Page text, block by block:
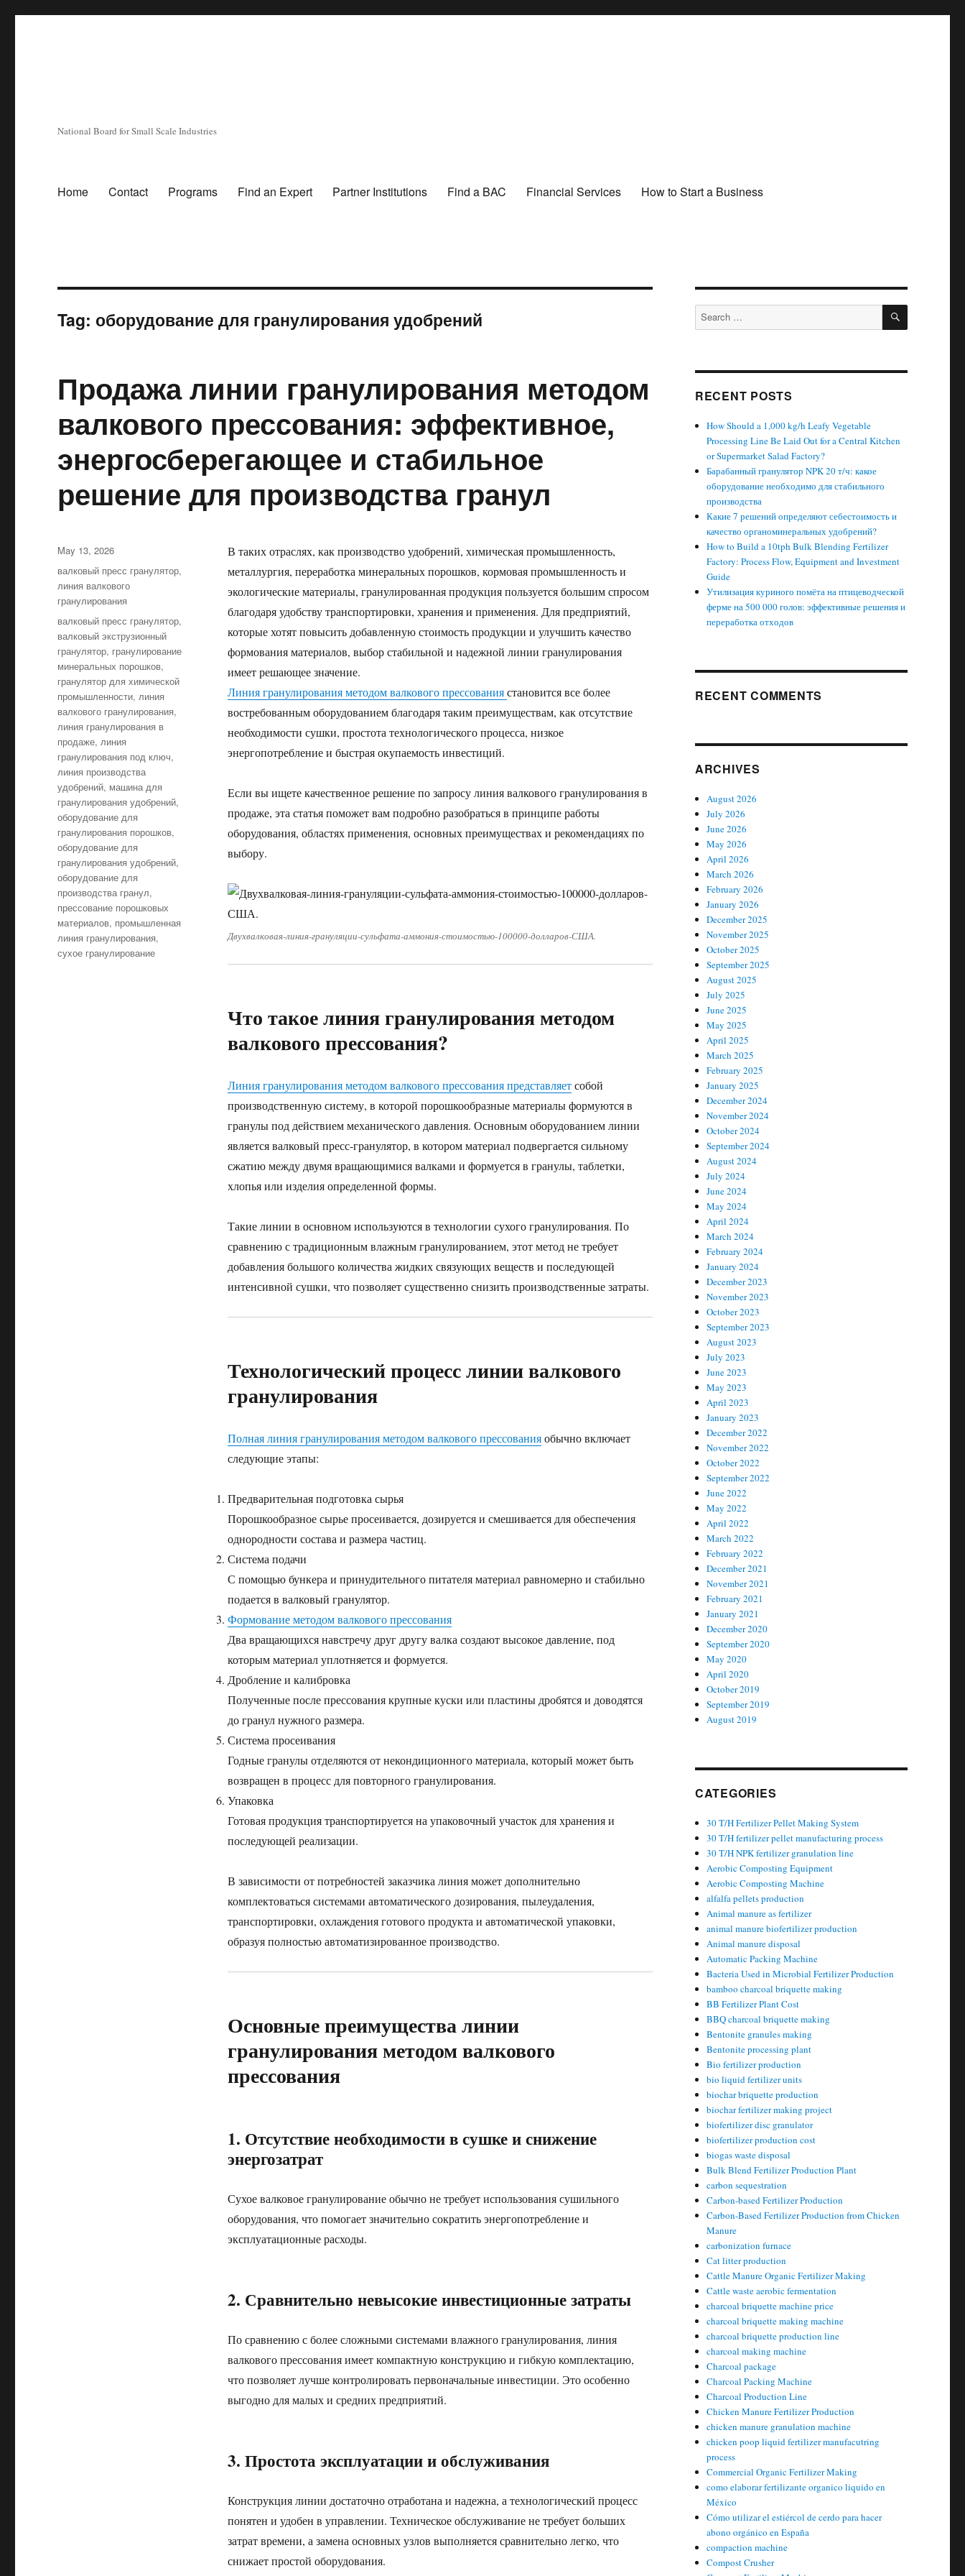
National Board for Small Scale Industries
Home Contact Programs Find an Expert Partner Institutions Find a BAC Financial Services How to Start a Business
Tag: оборудование для гранулирования удобрений
Продажа линии гранулирования методом
валкового прессования: эффективное,
энергосберегающее и стабильное
решение для производства гранул
В таких отраслях, как производство удобрений, химическая промышленность,
металлургия, переработка минеральных порошков, кормовая промышленность и
экологические материалы, гранулированная продукция пользуется большим спросом
благодаря удобству транспортировки, хранения и применения. Для предприятий,
которые хотят повысить добавленную стоимость продукции и улучшить качество
формования материалов, выбор стабильной и надежной линии гранулирования
имеет решающее значение.
Линия гранулирования методом валкового прессованиястановится все более
востребованным оборудованием благодаря таким преимуществам, как отсутствие
необходимости сушки, простота технологического процесса, низкое
энергопотребление и быстрая окупаемость инвестиций.
Если вы ищете качественное решение по запросу линия валкового гранулирования в
продаже, эта статья поможет вам подробно разобраться в принципе работы
оборудования, областях применения, основных преимуществах и рекомендациях по
выбору.
Двухвалковая-линия-грануляции-сульфата-аммония-стоимостью-100000-долларов-США.
Что такое линия гранулирования методом
валкового прессования?
Линия гранулирования методом валкового прессования представляетсобой
производственную систему, в которой порошкообразные материалы формуются в
гранулы под действием механического давления. Основным оборудованием линии
является валковый пресс-гранулятор, в котором материал подвергается сильному
сжатию между двумя вращающимися валками и формуется в гранулы, таблетки,
хлопья или изделия определенной формы.
Такие линии в основном используются в технологии сухого гранулирования. По
сравнению с традиционным влажным гранулированием, этот метод не требует
добавления большого количества жидких связующих веществ и последующей
интенсивной сушки, что позволяет существенно снизить производственные затраты.
Технологический процесс линии валкового
гранулирования
Полная линия гранулирования методом валкового прессованияобычно включает
следующие этапы:
Предварительная подготовка сырья
Порошкообразное сырье просеивается, дозируется и смешивается для обеспечения
однородности состава и размера частиц.
Система подачи
С помощью бункера и принудительного питателя материал равномерно и стабильно
подается в валковый гранулятор.
Формование методом валкового прессования
Два вращающихся навстречу друг другу валка создают высокое давление, под
которым материал уплотняется и формуется.
Дробление и калибровка
Полученные после прессования крупные куски или пластины дробятся и доводятся
до гранул нужного размера.
Система просеивания
Годные гранулы отделяются от некондиционного материала, который может быть
возвращен в процесс для повторного гранулирования.
Упаковка
Готовая продукция транспортируется на упаковочный участок для хранения и
последующей реализации.
В зависимости от потребностей заказчика линия может дополнительно
комплектоваться системами автоматического дозирования, пылеудаления,
транспортировки, охлаждения готового продукта и автоматической упаковки,
образуя полностью автоматизированное производство.
Основные преимущества линии
гранулирования методом валкового
прессования
1. Отсутствие необходимости в сушке и снижение
энергозатрат
Сухое валковое гранулирование обычно не требует использования сушильного
оборудования, что помогает значительно сократить энергопотребление и
эксплуатационные расходы.
2. Сравнительно невысокие инвестиционные затраты
По сравнению с более сложными системами влажного гранулирования, линия
валкового прессования имеет компактную конструкцию и гибкую комплектацию,
что позволяет лучше контролировать первоначальные инвестиции. Это особенно
выгодно для малых и средних предприятий.
3. Простота эксплуатации и обслуживания
Конструкция линии достаточно отработана и надежна, а технологический процесс
понятен и удобен в управлении. Техническое обслуживание не требует больших
затрат времени, а замена основных узлов выполняется сравнительно легко, что
снижает простой оборудования.
Posted
May 13, 2026
Categories
валковый пресс гранулятор,
линия валкового
гранулирования
Tags
валковый пресс гранулятор,
валковый экструзионный
гранулятор, гранулирование
минеральных порошков,
гранулятор для химической
промышленности,линия
валкового гранулирования,
линия гранулирования в
продаже,линия
гранулирования под ключ,
линия производства
удобрений, машина для
гранулирования удобрений,
оборудование для
гранулирования порошков,
оборудование для
гранулирования удобрений,
оборудование для
производства гранул,
прессование порошковых
материалов, промышленная
линия гранулирования,
сухое гранулирование
Search
for:
SEARCH
RECENT POSTS
How Should a 1,000 kg/h Leafy Vegetable
Processing Line Be Laid Out for a Central Kitchen
or Supermarket Salad Factory?
Барабанный гранулятор NPK 20 т/ч: какое
оборудование необходимо для стабильного
производства
Какие 7 решений определяют себестоимость и
качество органоминеральных удобрений?
How to Build a 10tph Bulk Blending Fertilizer
Factory: Process Flow, Equipment and Investment
Guide
Утилизация куриного помёта на птицеводческой
ферме на 500 000 голов: эффективные решения и
переработка отходов
RECENT COMMENTS
ARCHIVES
August 2026
July 2026
June 2026
May 2026
April 2026
March 2026
February 2026
January 2026
December 2025
November 2025
October 2025
September 2025
August 2025
July 2025
June 2025
May 2025
April 2025
March 2025
February 2025
January 2025
December 2024
November 2024
October 2024
September 2024
August 2024
July 2024
June 2024
May 2024
April 2024
March 2024
February 2024
January 2024
December 2023
November 2023
October 2023
September 2023
August 2023
July 2023
June 2023
May 2023
April 2023
January 2023
December 2022
November 2022
October 2022
September 2022
June 2022
May 2022
April 2022
March 2022
February 2022
December 2021
November 2021
February 2021
January 2021
December 2020
September 2020
May 2020
April 2020
October 2019
September 2019
August 2019
CATEGORIES
30 T/H Fertilizer Pellet Making System
30 T/H fertilizer pellet manufacturing process
30 T/H NPK fertilizer granulation line
Aerobic Composting Equipment
Aerobic Composting Machine
alfalfa pellets production
Animal manure as fertilizer
animal manure biofertilizer production
Animal manure disposal
Automatic Packing Machine
Bacteria Used in Microbial Fertilizer Production
bamboo charcoal briquette making
BB Fertilizer Plant Cost
BBQ charcoal briquette making
Bentonite granules making
Bentonite processing plant
Bio fertilizer production
bio liquid fertilizer units
biochar briquette production
biochar fertilizer making project
biofertilizer disc granulator
biofertilizer production cost
biogas waste disposal
Bulk Blend Fertilizer Production Plant
carbon sequestration
Carbon-based Fertilizer Production
Carbon-Based Fertilizer Production from Chicken
Manure
carbonization furnace
Cat litter production
Cattle Manure Organic Fertilizer Making
Cattle waste aerobic fermentation
charcoal briquette machine price
charcoal briquette making machine
charcoal briquette production line
charcoal making machine
Charcoal package
Charcoal Packing Machine
Charcoal Production Line
Chicken Manure Fertilizer Production
chicken manure granulation machine
chicken poop liquid fertilizer manufacutring
process
Commercial Organic Fertilizer Making
como elaborar fertilizante organico liquido en
México
Cómo utilizar el estiércol de cerdo para hacer
abono orgánico en España
compaction machine
Compost Crusher